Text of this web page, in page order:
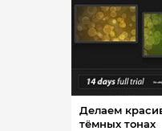
Делаем
тёмных тонах